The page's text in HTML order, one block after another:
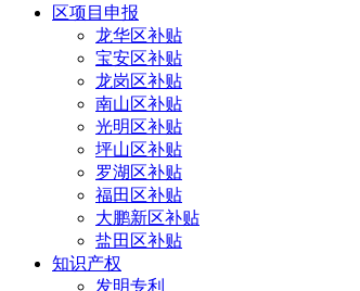
区项目申报
龙华区补贴
宝安区补贴
龙岗区补贴
南山区补贴
光明区补贴
坪山区补贴
罗湖区补贴
福田区补贴
大鹏新区补贴
盐田区补贴
知识产权
发明专利